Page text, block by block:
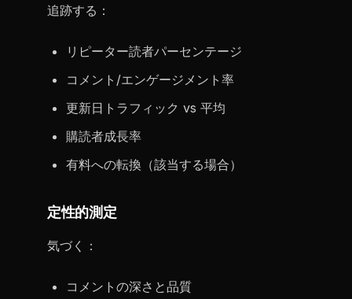
追跡する：
リピーター読者パーセンテージ
コメント/エンゲージメント率
更新日トラフィック vs 平均
購読者成長率
有料への転換（該当する場合）
定性的測定
気づく：
コメントの深さと品質